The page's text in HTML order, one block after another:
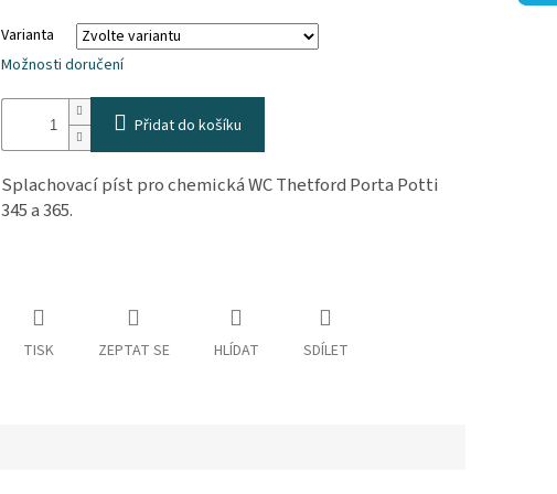
Varianta
Možnosti doručení
Přidat do košíku
Splachovací píst pro chemická WC Thetford Porta Potti
345 a 365.
TISK ZEPTAT SE HLÍDAT SDÍLET